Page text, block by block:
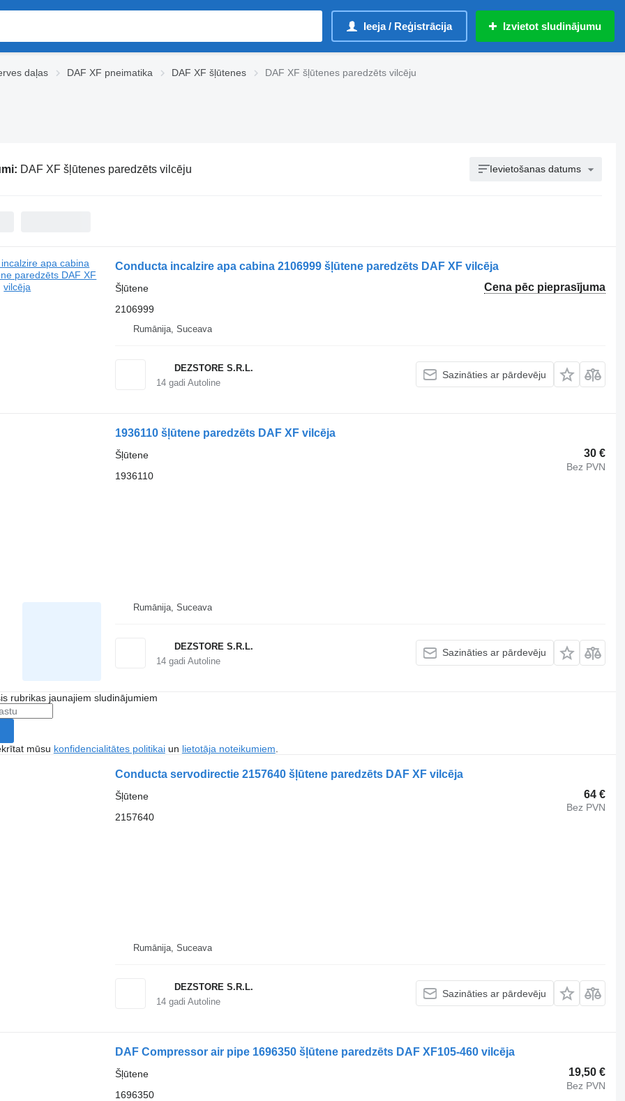
Ieeja / Reģistrācija Izvietot sludinājumu
daļas DAF XF pneimatika DAF XF šļūtenes DAF XF šļūtenes paredzēts vilcēju
DAF XF šļūtenes paredzēts vilcēju Ievietošanas datums
Conducta incalzire apa cabina 2106999 šļūtene paredzēts DAF XF vilcēja
Cena pēc pieprasījuma
Šļūtene
2106999
Rumānija, Suceava
DEZSTORE S.R.L.
14gadi Autoline
Sazināties ar pārdevēju
1936110 šļūtene paredzēts DAF XF vilcēja
30 €
Bez PVN
Šļūtene
1936110
Rumānija, Suceava
DEZSTORE S.R.L.
14gadi Autoline
Sazināties ar pārdevēju
rubrikas jaunajiem sludinājumiem
mūsu konfidencialitātes politikaiun lietotāja noteikumiem
Conducta servodirectie 2157640 šļūtene paredzēts DAF XF vilcēja
64 €
Bez PVN
Šļūtene
2157640
Rumānija, Suceava
DEZSTORE S.R.L.
14gadi Autoline
Sazināties ar pārdevēju
DAF Compressor air pipe 1696350 šļūtene paredzēts DAF XF105-460 vilcēja
19,50 €
Bez PVN
Šļūtene
1696350